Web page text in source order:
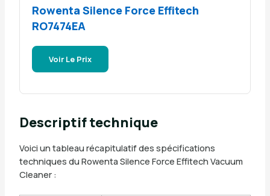
Rowenta Silence Force Effitech
RO7474EA
Voir Le Prix
Descriptif technique
Voici un tableau récapitulatif des spécifications
techniques du Rowenta Silence Force Effitech Vacuum
Cleaner :